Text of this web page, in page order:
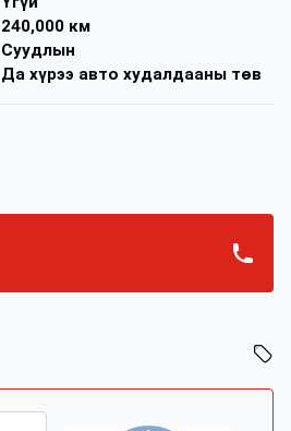
240,000 км
Суудлын
Да хүрээ авто худалдааны төв